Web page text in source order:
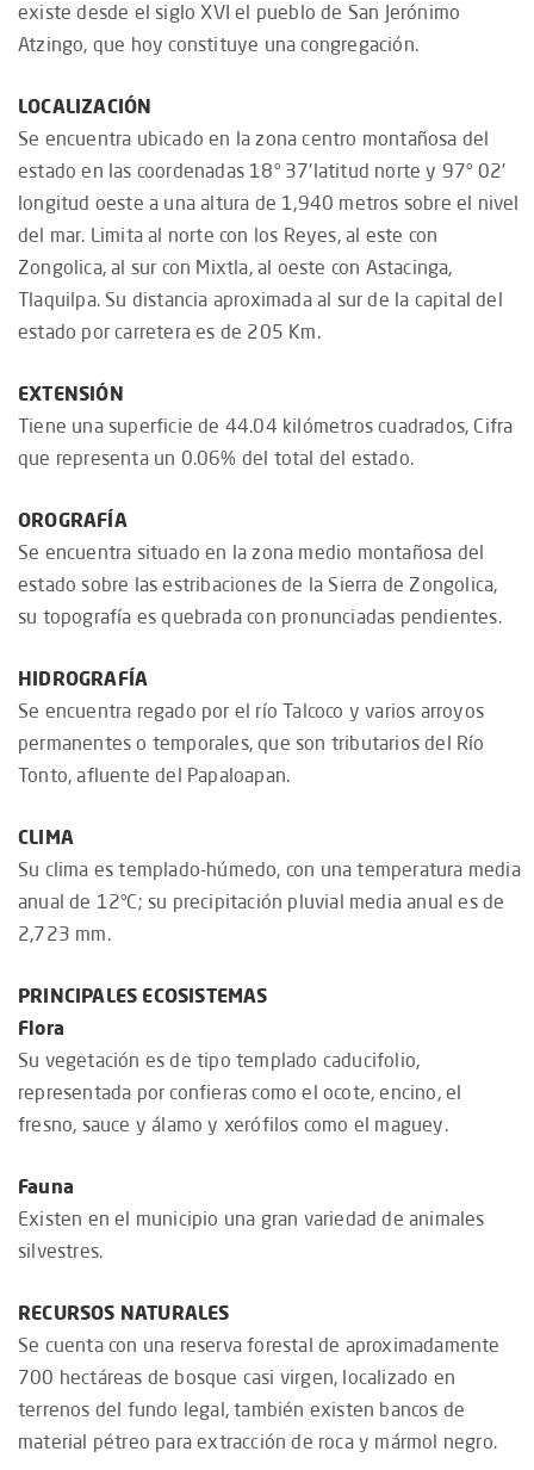
existe desde el siglo XVI el pueblo de San Jerónimo
Atzingo, que hoy constituye una congregación.
LOCALIZACIÓN
Se encuentra ubicado en la zona centro montañosa del
estado en las coordenadas 18° 37'latitud norte y 97° 02'
longitud oeste a una altura de 1,940 metros sobre el nivel
del mar. Limita al norte con los Reyes, al este con
Zongolica, al sur con Mixtla, al oeste con Astacinga,
Tlaquilpa. Su distancia aproximada al sur de la capital del
estado por carretera es de 205 Km.
EXTENSIÓN
Tiene una superficie de 44.04 kilómetros cuadrados, Cifra
que representa un 0.06% del total del estado.
OROGRAFÍA
Se encuentra situado en la zona medio montañosa del
estado sobre las estribaciones de la Sierra de Zongolica,
su topografía es quebrada con pronunciadas pendientes.
HIDROGRAFÍA
Se encuentra regado por el río Talcoco y varios arroyos
permanentes o temporales, que son tributarios del Río
Tonto, afluente del Papaloapan.
CLIMA
Su clima es templado-húmedo, con una temperatura media
anual de 12°C; su precipitación pluvial media anual es de
2,723 mm.
PRINCIPALES ECOSISTEMAS
Flora
Su vegetación es de tipo templado caducifolio,
representada por confieras como el ocote, encino, el
fresno, sauce y álamo y xerófilos como el maguey.
Fauna
Existen en el municipio una gran variedad de animales
silvestres.
RECURSOS NATURALES
Se cuenta con una reserva forestal de aproximadamente
700 hectáreas de bosque casi virgen, localizado en
terrenos del fundo legal, también existen bancos de
material pétreo para extracción de roca y mármol negro.